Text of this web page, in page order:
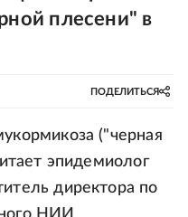
плесени" в
ПОДЕЛИТЬСЯ
("черная
эпидемиолог
директора по